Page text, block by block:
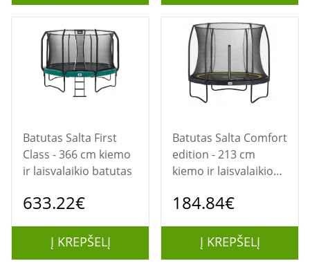
Batutas Salta First
Class - 366 cm kiemo
ir laisvalaikio batutas
633.22€
Į KREPŠELĮ
Batutas Salta Comfort
edition - 213 cm
kiemo ir laisvalaikio
184.84€
Į KREPŠELĮ